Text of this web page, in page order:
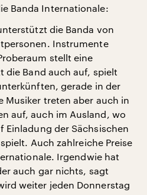
Banda Internationale:
die Banda von
Instrumente
stellt eine
die Band auch auf, spielt
gerade in der
Musiker treten aber auch in
auf, auch im Ausland, wo
Einladung der Sächsischen
Auch zahlreiche Preise
Irgendwie hat
auch gar nichts, sagt
weiter jeden Donnerstag